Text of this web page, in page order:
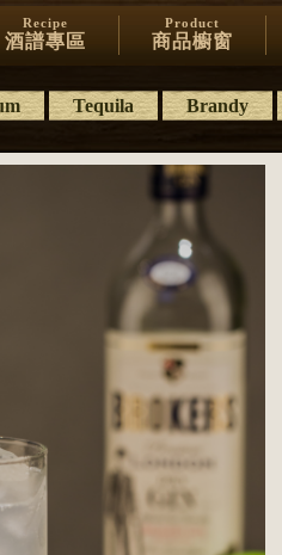
Recipe
酒譜專區
Product
商品櫥窗
Tequila Brandy